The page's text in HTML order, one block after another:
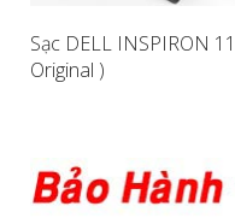
Sạc DELL INSPIRON
Original )